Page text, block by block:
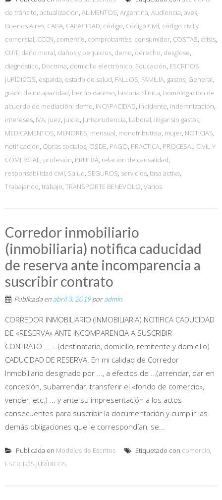
de tránsito, actualización, ALIMENTOS, Argentina, Audiencia, aves,
Buenos Aires, CABA, CAPACIDAD, código, Código Civil, código civil y
comercial, CCCN, comercio, comprobantes, consumidor, COSTAS, crisis,
CUIT, daño moral, daños y perjuicios, demo, derecho, desglose,
diagnóstico, Doctrina, domicilio electrónico, Educación, ESCRITOS
JURÍDICOS, espalda, estado de salud, FALLOS, FAMILIA, gastos, General,
grado de incapacidad, hecho dañoso, historia clínica, homologación de
acuerdo de mediación; demo, INCAPACIDAD, Incidente, indemnización,
intereses, IVA, juez, juicio, Jurisprudencia, Laboral, litigar sin gastos,
MEDICAMENTOS, MENORES, mensual, monotributista, mujer, NOTICIAS,
notificación, Obras sociales, OSDE, PAGO, PRACTICA, PROCESAL CIVIL Y
COMERCIAL, profesión, PRUEBA, relación de causalidad,
responsabilidad civil, Salud, SEGUROS, servicios, tasa activa,
Trabajando, trabajo, TRANSPORTE BENEVOLO, Varios
Corredor inmobiliario
(inmobiliaria) notifica caducidad
de reserva ante incomparencia a
suscribir contrato
Publicada en abril 3, 2019poradmin
CORREDOR INMOBILIARIO (INMOBILIARIA) NOTIFICA CADUCIDAD
DE «RESERVA» ANTE INCOMPARENCIA A SUSCRIBIR
CONTRATO.__ ...(destinatario, domicilio, remitente y domicilio)
CADUCIDAD DE RESERVA. En mi calidad de Corredor
Inmobiliario designado por ..., a efectos de ...(arrendar, dar en
concesión, subarrendar, transferir el «fondo de comercio»,
vender, etc.) ... y ante su impresentación a los actos
consecuentes para suscribir la documentación y cumplir las
demás obligaciones que le correspondían, se...
Publicada en Modelos de Escritos Etiquetado con comercio,
ESCRITOS JURÍDICOS